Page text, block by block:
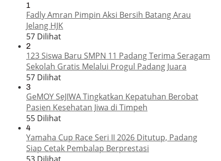
1
Fadly Amran Pimpin Aksi Bersih Batang Arau
Jelang HJK
57 Dilihat
2
123 Siswa Baru SMPN 11 Padang Terima Seragam
Sekolah Gratis Melalui Progul Padang Juara
57 Dilihat
3
GeMOY SeJIWA Tingkatkan Kepatuhan Berobat
Pasien Kesehatan Jiwa di Timpeh
55 Dilihat
4
Yamaha Cup Race Seri II 2026 Ditutup, Padang
Siap Cetak Pembalap Berprestasi